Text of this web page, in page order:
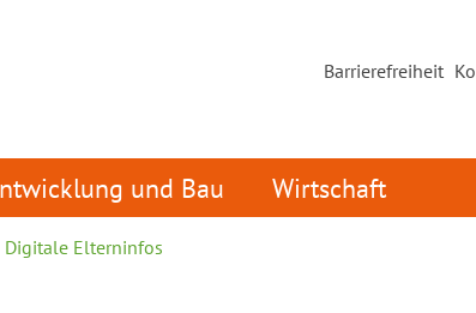
Barrierefreiheit
und Bau Wirtschaft
Digitale Elterninfos